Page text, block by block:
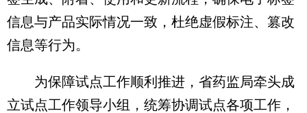
信息与产品实际情况一致，杜绝虚假标注、篡改
信息等行为。
为保障试点工作顺利推进，省药监局牵头成
立试点工作领导小组，统筹协调试点各项工作，